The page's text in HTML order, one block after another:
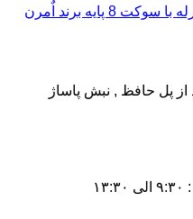
از پل حافظ , نبش پاساژ